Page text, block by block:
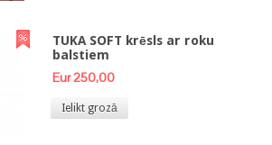
TUKA SOFT krēsls ar roku
balstiem
Eur 250,00
Ielikt grozā